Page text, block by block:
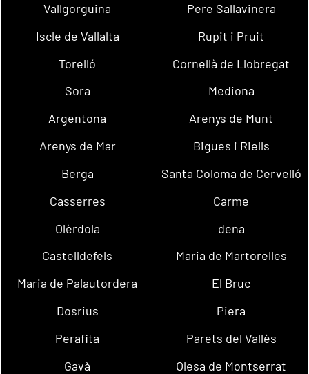
Vallgorguina
Pere Sallavinera
Iscle de Vallalta
Rupit i Pruit
Torelló
Cornellà de Llobregat
Sora
Mediona
Argentona
Arenys de Munt
Arenys de Mar
Bigues i Riells
Berga
Santa Coloma de Cervelló
Casserres
Carme
Olèrdola
dena
Castelldefels
Maria de Martorelles
Maria de Palautordera
El Bruc
Dosrius
Piera
Perafita
Parets del Vallès
Gavà
Olesa de Montserrat